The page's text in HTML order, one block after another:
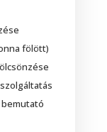
fölött)